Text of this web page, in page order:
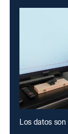
Los datos